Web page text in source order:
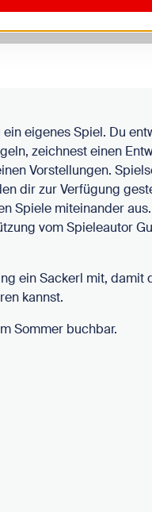
eigenes Spiel. Du
zeichnest einen
Vorstellungen.
dir zur Verfügung
Spiele miteinander
vom Spieleautor
ein Sackerl mit, damit
kannst.
Sommer buchbar.